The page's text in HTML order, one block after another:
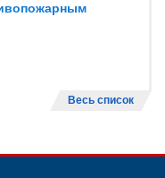
Весь список